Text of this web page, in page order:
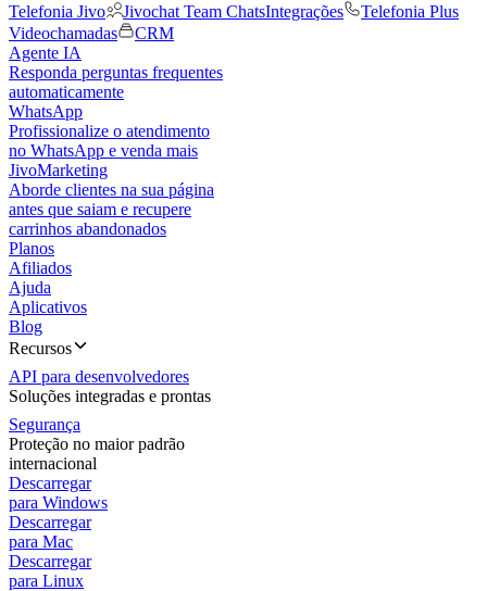
Telefonia Jivo
Jivochat Team ChatsIntegrações
Telefonia Plus
Videochamadas
CRM
Agente IA
Responda perguntas frequentes
automaticamente
WhatsApp
Profissionalize o atendimento
no WhatsApp e venda mais
JivoMarketing
Aborde clientes na sua página
antes que saiam e recupere
carrinhos abandonados
Planos
Afiliados
Ajuda
Aplicativos
Blog
Recursos
API para desenvolvedores
Soluções integradas e prontas
Segurança
Proteção no maior padrão
internacional
Descarregar
para Windows
Descarregar
para Mac
Descarregar
para Linux